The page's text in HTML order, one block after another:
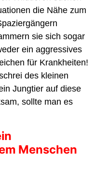
die Nähe zum
sie sich sogar
ein aggressives
für Krankheiten!
des kleinen
Jungtier auf diese
sollte man es
Menschen